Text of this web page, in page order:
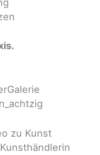
zu Kunst